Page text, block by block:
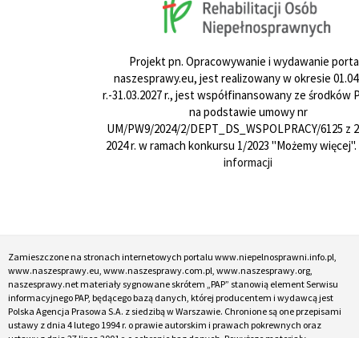
Projekt pn. Opracowywanie i wydawanie
naszesprawy.eu, jest realizowany w okresie
r.-31.03.2027 r., jest współfinansowany ze środków
na podstawie umowy nr
UM/PW9/2024/2/DEPT_DS_WSPOLPRACY/6125 z
2024 r. w ramach konkursu 1/2023 "Możemy więcej".
informacji
Zamieszczone na stronach internetowych portalu www.niepelnosprawni.info.pl,
www.naszesprawy.eu, www.naszesprawy.com.pl, www.naszesprawy.org,
naszesprawy.net materiały sygnowane skrótem „PAP” stanowią element Serwisu
informacyjnego PAP, będącego bazą danych, której producentem i wydawcą jest
Polska Agencja Prasowa S.A. z siedzibą w Warszawie. Chronione są one przepisami
ustawy z dnia 4 lutego 1994 r. o prawie autorskim i prawach pokrewnych oraz